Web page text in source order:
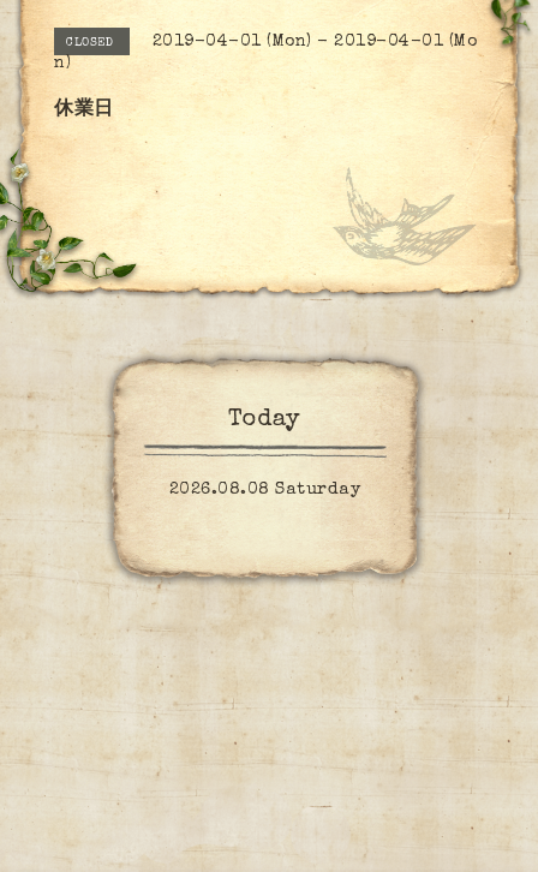
CLOSED
2019-04-01 (Mon) - 2019-04-01 (Mo
n)
休業日
Today
2026.08.08 Saturday